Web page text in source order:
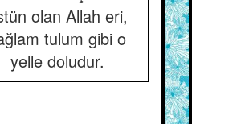
olan Allah eri,
tulum gibi o
yelle doludur.